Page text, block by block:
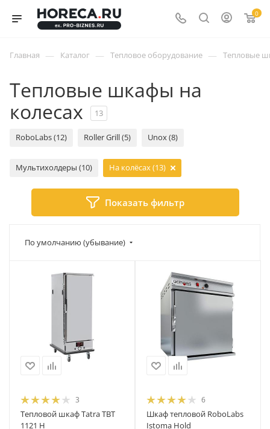
0
Главная — Каталог — Тепловое оборудование — Тепловые
Тепловые шкафы на
колесах
13
RoboLabs (12) Roller Grill (5) Unox (8)
Мультихолдеры (10) На колёсах (13)
Показать фильтр
По умолчанию (убывание)
3
Тепловой шкаф Tatra TBT
1121 H
6
Шкаф тепловой RoboLabs
Istoma Hold